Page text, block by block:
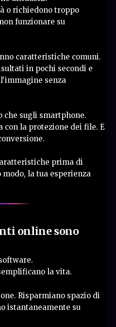
o richiedono troppo
funzionare su
caratteristiche comuni.
in pochi secondi e
senza
che sugli smartphone.
con la protezione dei file. E
prima di
la tua esperienza
online sono
la vita.
Risparmiano spazio di
istantaneamente su